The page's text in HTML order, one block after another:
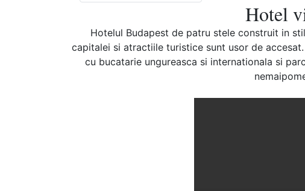
Hotel
Hotelul Budapest de patru stele construit in
capitalei si atractiile turistice sunt usor de
cu bucatarie ungureasca si internationala si